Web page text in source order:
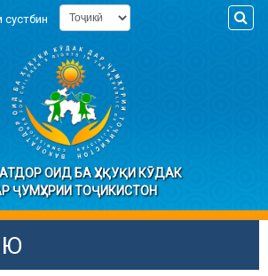
ОИД БА ҲУҚУҚИ КӮДАК
ҶУМҲУРИИ ТОҶИКИСТОН